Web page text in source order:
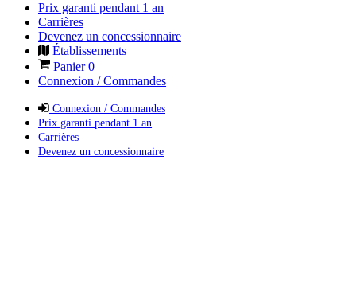
Prix garanti pendant 1 an
Carrières
Devenez un concessionnaire
Établissements
Panier0
Connexion / Commandes
Connexion / Commandes
Prix garanti pendant 1 an
Carrières
Devenez un concessionnaire